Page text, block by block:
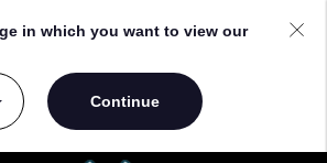
in which you want to view our